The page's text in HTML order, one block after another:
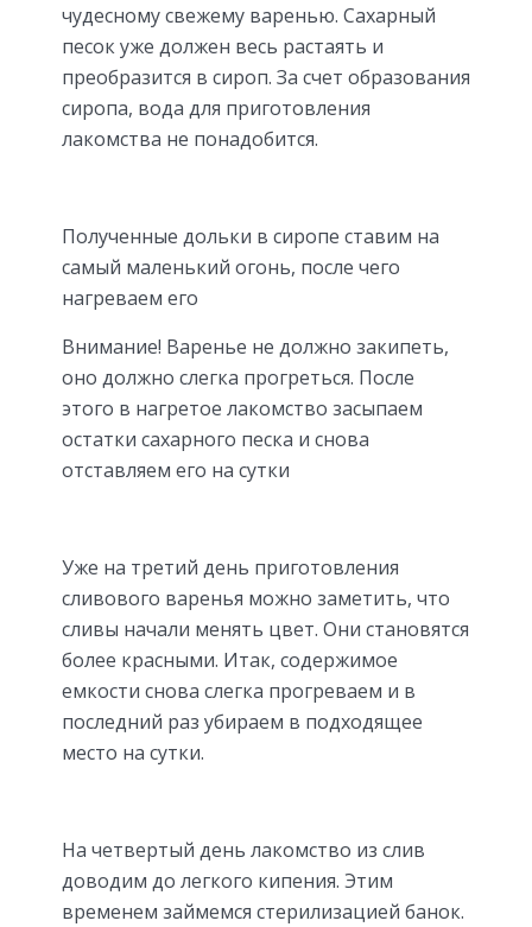
чудесному свежему варенью. Сахарный
песок уже должен весь растаять и
преобразится в сироп. За счет образования
сиропа, вода для приготовления
лакомства не понадобится.
Полученные дольки в сиропе ставим на
самый маленький огонь, после чего
нагреваем его
Внимание! Варенье не должно закипеть,
оно должно слегка прогреться. После
этого в нагретое лакомство засыпаем
остатки сахарного песка и снова
отставляем его на сутки
Уже на третий день приготовления
сливового варенья можно заметить, что
сливы начали менять цвет. Они становятся
более красными. Итак, содержимое
емкости снова слегка прогреваем и в
последний раз убираем в подходящее
место на сутки.
На четвертый день лакомство из слив
доводим до легкого кипения. Этим
временем займемся стерилизацией банок.